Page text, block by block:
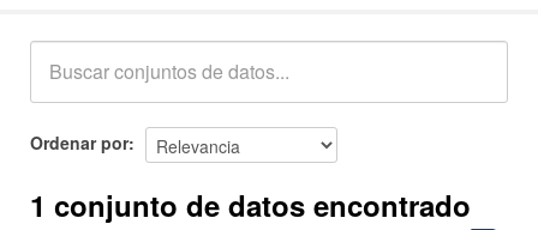
Acerca de
Ordenar por
1 conjunto de datos encontrado